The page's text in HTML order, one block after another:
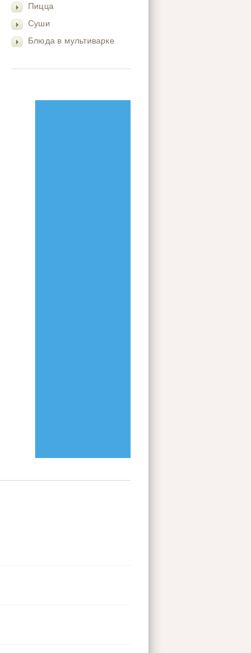
Пицца
Суши
Блюда в мультиварке